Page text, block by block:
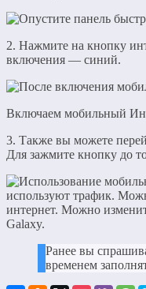
2. Нажмите на кнопку
включения — синий.
Включаем мобильный
3. Также вы можете
Для зажмите кнопку до
используют трафик.
интернет. Можно
Galaxy.
Ранее вы
временем